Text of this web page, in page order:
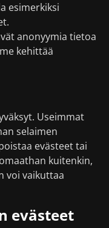
esimerkiksi
anonyymia tietoa
kehittää
Useimmat
selaimen
evästeet tai
kuitenkin,
voi vaikuttaa
evästeet